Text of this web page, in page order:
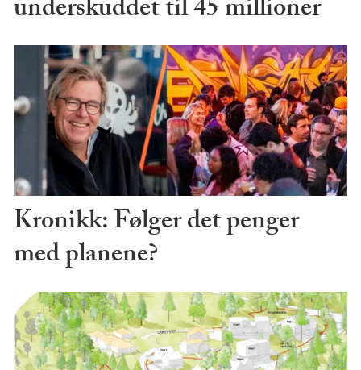
underskuddet til 45 millioner
Kronikk: Følger det penger
med planene?